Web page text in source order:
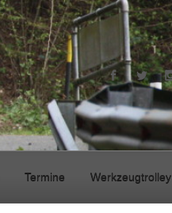
Termine Werkzeugtrolley